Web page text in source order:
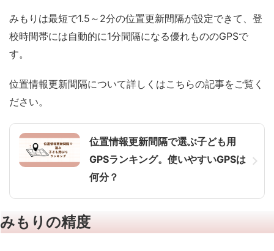
みもりは最短で1.5～2分の位置更新間隔が設定できて、 登
校時間帯には自動的に1分間隔になる優れもののGPSで
す。
位置情報更新間隔について詳しくはこちらの記事をご覧く
ださい。
位置情報更新間隔で選ぶ子ども用
GPSランキング。使いやすいGPSは
何分？
みもりの精度